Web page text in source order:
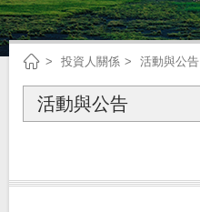
投資人關係 活動與公告
活動與公告
基本資料
財務資訊